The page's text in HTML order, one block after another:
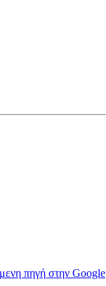
πηγή στην Google